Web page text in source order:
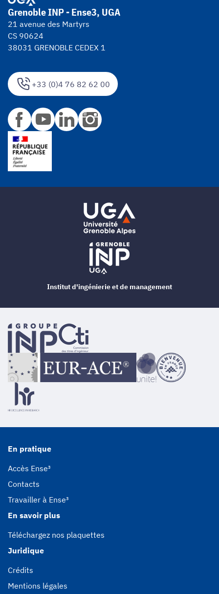
+33 (0)4 76 82 62 00
Grenoble INP - Ense3, UGA
21 avenue des Martyrs
CS 90624
38031 GRENOBLE CEDEX 1
En pratique
Accès Ense³
Contacts
Travailler à Ense³
En savoir plus
Téléchargez nos plaquettes
Juridique
Crédits
Mentions légales
Institut d'ingénierie et de management